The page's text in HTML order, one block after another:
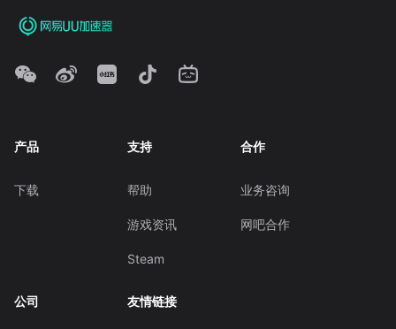
产品
下载
支持
帮助
游戏资讯
Steam
合作
业务咨询
网吧合作
公司 友情链接